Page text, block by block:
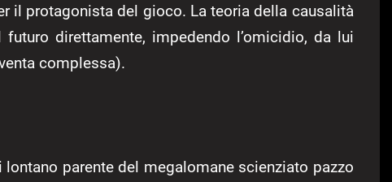
il protagonista del gioco. La teoria della causalità
direttamente, impedendo l’omicidio, da lui
complessa).
parente del megalomane scienziato pazzo